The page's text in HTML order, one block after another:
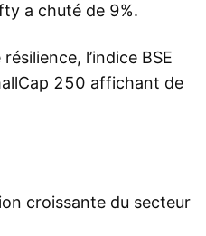
a chuté de 9%.
l’indice BSE
250 affichant de
croissante du secteur